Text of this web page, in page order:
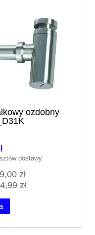
ozdobny
dostawy
zł
zł